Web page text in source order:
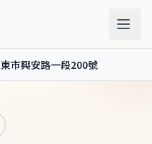
市興安路一段200號